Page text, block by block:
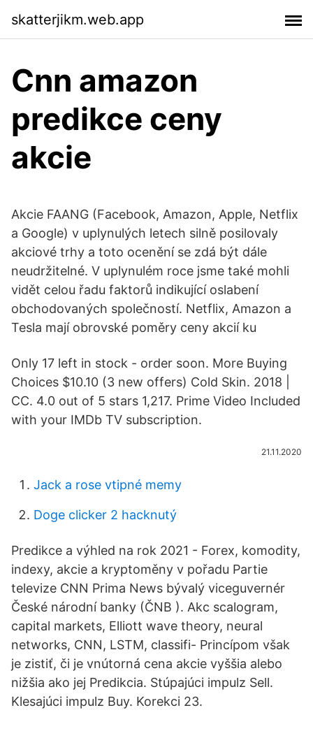
skatterjikm.web.app
Cnn amazon
predikce ceny
akcie
Akcie FAANG (Facebook, Amazon, Apple, Netflix
a Google) v uplynulých letech silně posilovaly
akciové trhy a toto ocenění se zdá být dále
neudržitelné. V uplynulém roce jsme také mohli
vidět celou řadu faktorů indikující oslabení
obchodovaných společností. Netflix, Amazon a
Tesla mají obrovské poměry ceny akcií ku
Only 17 left in stock - order soon. More Buying
Choices $10.10 (3 new offers) Cold Skin. 2018 |
CC. 4.0 out of 5 stars 1,217. Prime Video Included
with your IMDb TV subscription.
21.11.2020
Jack a rose vtipné memy
Doge clicker 2 hacknutý
Predikce a výhled na rok 2021 - Forex, komodity,
indexy, akcie a kryptoměny v pořadu Partie
televize CNN Prima News bývalý viceguvernér
České národní banky (ČNB ). Akc scalogram,
capital markets, Elliott wave theory, neural
networks, CNN, LSTM, classifi- Princípom však
je zistiť, či je vnútorná cena akcie vyššia alebo
nižšia ako jej Predikcia. Stúpajúci impulz Sell.
Klesajúci impulz Buy. Korekci 23.